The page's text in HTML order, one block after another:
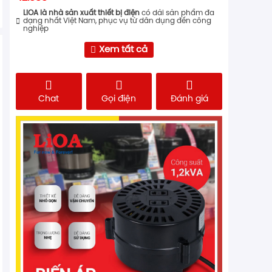
LiOA là nhà sản xuất thiết bị điện có dải sản phẩm đa
dạng nhất Việt Nam, phục vụ từ dân dụng đến công
nghiệp
Xem tất cả
Chat Gọi điện Đánh giá